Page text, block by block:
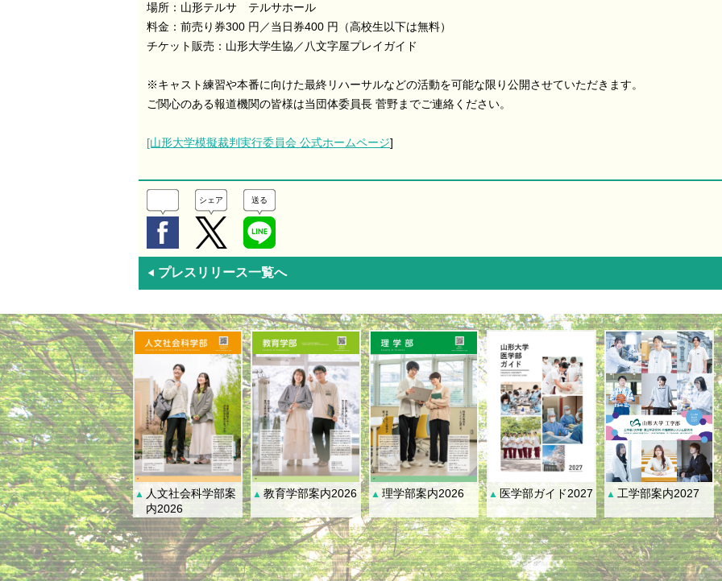
場所：山形テルサ テルサホール
料金：前売り券300 円／当日券400 円（高校生以下は無料）
チケット販売：山形大学生協／八文字屋プレイガイド
※キャスト練習や本番に向けた最終リハーサルなどの活動を可能な限り公開させていただきます。
ご関心のある報道機関の皆様は当団体委員長 菅野までご連絡ください。
[山形大学模擬裁判実行委員会 公式ホームページ]
シェア 送る
◀ プレスリリース一覧へ
▲ 人文社会科学部案
内2026
▲ 教育学部案内2026 ▲ 理学部案内2026 ▲ 医学部ガイド2027 ▲ 工学部案内2027